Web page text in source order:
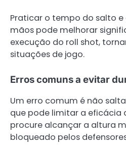
Praticar o tempo do salto
mãos pode melhorar
execução do roll shot,
situações de jogo.
Erros comuns a evitar
Um erro comum é não
que pode limitar a eficácia
procure alcançar a altura
bloqueado pelos